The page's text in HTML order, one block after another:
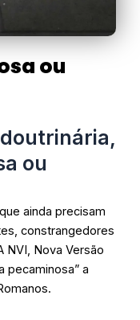
ou
ou
ainda precisam
constrangedores
NVI, Nova Versão
pecaminosa” a